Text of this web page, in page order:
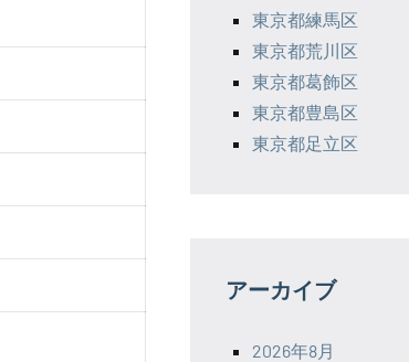
東京都練馬区
東京都荒川区
東京都葛飾区
東京都豊島区
東京都足立区
アーカイブ
2026年8月